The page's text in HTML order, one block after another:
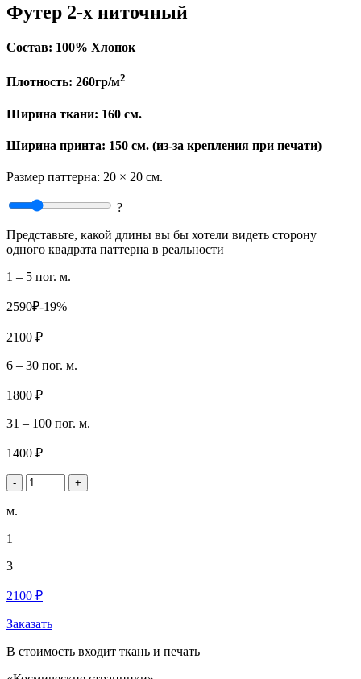
Футер 2-х ниточный
Состав: 100% Хлопок
Плотность: 260гр/м2
Ширина ткани: 160 см.
Ширина принта: 150 см. (из-за крепления при печати)
Размер паттерна: 20 × 20 см.
?
Представьте, какой длины вы бы хотели видеть сторону
одного квадрата паттерна в реальности
1 – 5 пог. м.
2590₽-19%
2100 ₽
6 – 30 пог. м.
1800 ₽
31 – 100 пог. м.
1400 ₽
- +
м.
1
3
2100 ₽
Заказать
В стоимость входит ткань и печать